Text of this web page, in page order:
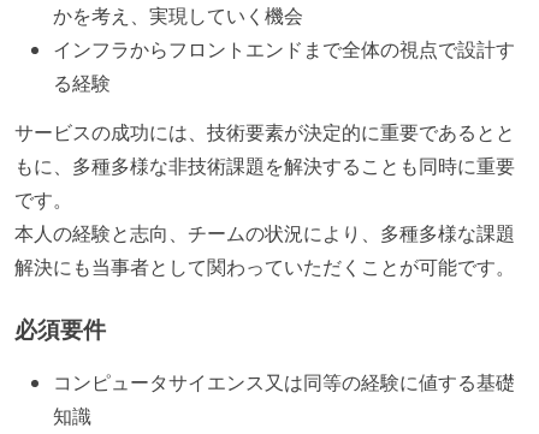
かを考え、実現していく機会
インフラからフロントエンドまで全体の視点で設計す
る経験
サービスの成功には、技術要素が決定的に重要であるとと
もに、多種多様な非技術課題を解決することも同時に重要
です。
本人の経験と志向、チームの状況により、多種多様な課題
解決にも当事者として関わっていただくことが可能です。
必須要件
コンピュータサイエンス又は同等の経験に値する基礎
知識